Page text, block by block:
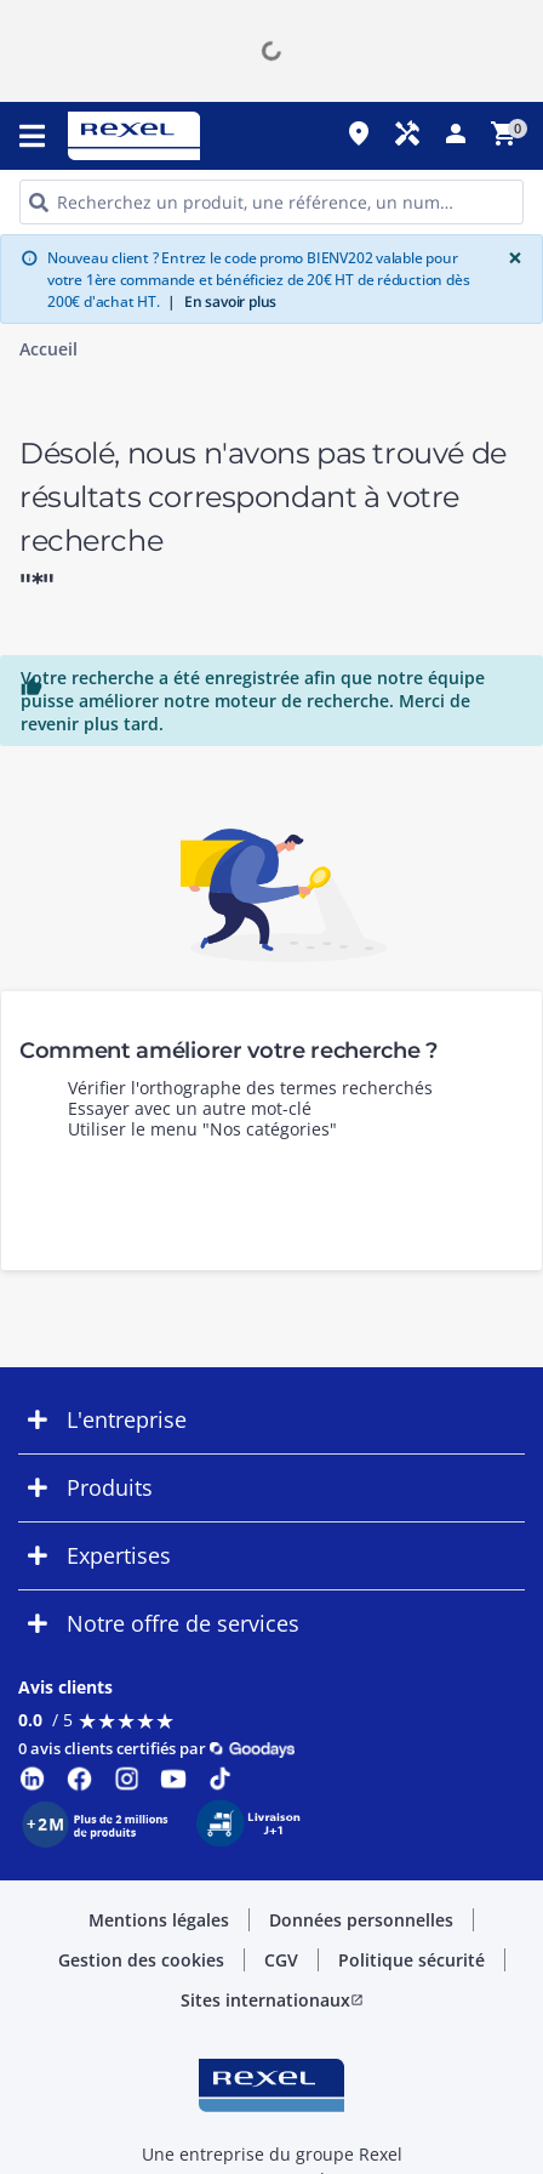
place handyman person shopping_cart0
info Nouveau client ? Entrez le code promo BIENV202 valable pour
votre 1ère commande et bénéficiez de 20€ HT de réduction dès
200€ d'achat HT. | En savoir plus
×
Accueil
Désolé, nous n'avons pas trouvé de
résultats correspondant à votre
recherche
"*"

Votre recherche a été enregistrée afin que notre équipe
puisse améliorer notre moteur de recherche. Merci de
revenir plus tard.
Comment améliorer votre recherche ?
Vérifier l'orthographe des termes recherchés
Essayer avec un autre mot-clé
Utiliser le menu "Nos catégories"
L'entreprise
Produits
Expertises
Notre offre de services
Avis clients
0.0 / 5 ★★★★★
★★★★★
0 avis clients certifiés par
Mentions légales
Données personnelles
Gestion des cookies
CGV
Politique sécurité
Sites internationauxopen_in_new
Une entreprise du groupe Rexel